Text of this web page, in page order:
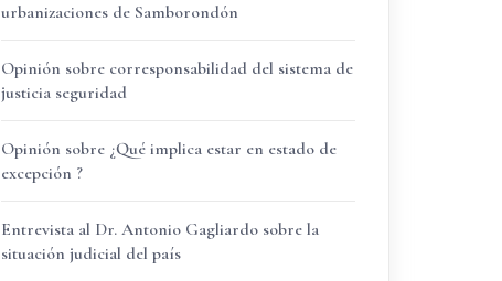
urbanizaciones de Samborondón
Opinión sobre corresponsabilidad del sistema de
justicia seguridad
Opinión sobre ¿Qué implica estar en estado de
excepción ?
Entrevista al Dr. Antonio Gagliardo sobre la
situación judicial del país